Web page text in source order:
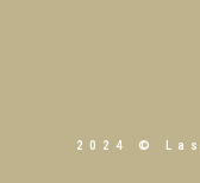
2024 ©